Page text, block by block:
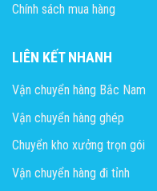
Chính sách mua hàng
LIÊN KẾT NHANH
Vận chuyển hàng Bắc Nam
Vận chuyển hàng ghép
Chuyển kho xưởng trọn gói
Vận chuyển hàng đi tỉnh